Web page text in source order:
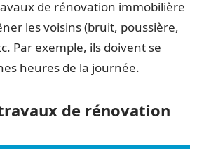
de rénovation immobilière
les voisins (bruit, poussière,
Par exemple, ils doivent se
heures de la journée.
de rénovation